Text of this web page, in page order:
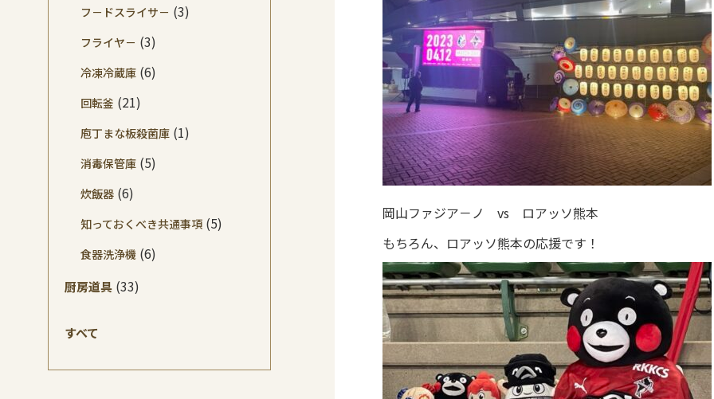
岡山ファジア－ノ vs ロアッソ熊本
もちろん、ロアッソ熊本の応援です！
フ－ドスライサ－ (3)
フライヤ－ (3)
冷凍冷蔵庫 (6)
回転釜 (21)
庖丁まな板殺菌庫 (1)
消毒保管庫 (5)
炊飯器 (6)
知っておくべき共通事項 (5)
食器洗浄機 (6)
厨房道具 (33)
すべて